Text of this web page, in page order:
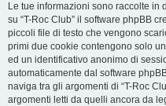
Le tue informazioni sono raccolte in
su “T-Roc Club” il software phpBB
piccoli file di testo che vengono
primi due cookie contengono solo
ed un identificativo anonimo di
automaticamente dal software
naviga tra gli argomenti di “T-Roc
argomenti letti da quelli ancora da